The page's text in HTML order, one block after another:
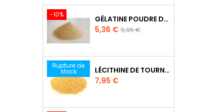
-10% GÉLATINE POUDRE D'ORIGINE BOVINE
Prix
5,36 € Prix
5,95 €
Rupture de
stock LÉCITHINE DE TOURNESOL EN POUDRE
Prix
7,95 €